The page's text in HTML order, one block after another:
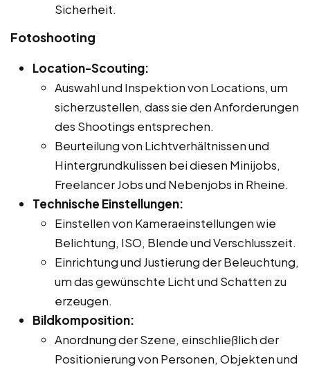
Sicherheit.
Fotoshooting
Location-Scouting:
Auswahl und Inspektion von Locations, um
sicherzustellen, dass sie den Anforderungen
des Shootings entsprechen.
Beurteilung von Lichtverhältnissen und
Hintergrundkulissen bei diesen Minijobs,
Freelancer Jobs und Nebenjobs in Rheine.
Technische Einstellungen:
Einstellen von Kameraeinstellungen wie
Belichtung, ISO, Blende und Verschlusszeit.
Einrichtung und Justierung der Beleuchtung,
um das gewünschte Licht und Schatten zu
erzeugen.
Bildkomposition:
Anordnung der Szene, einschließlich der
Positionierung von Personen, Objekten und